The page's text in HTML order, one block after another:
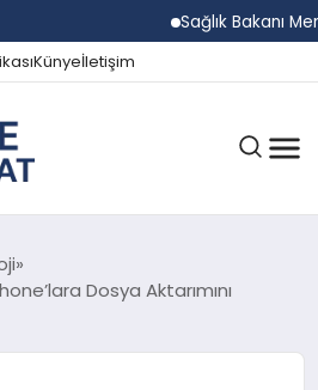
Sağlık Bakanı
Künyeİletişim
Dosya Aktarımını